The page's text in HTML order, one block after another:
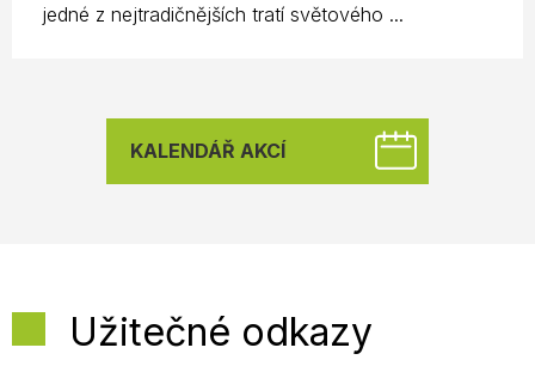
jedné z nejtradičnějších tratí světového ...
KALENDÁŘ AKCÍ
Užitečné odkazy